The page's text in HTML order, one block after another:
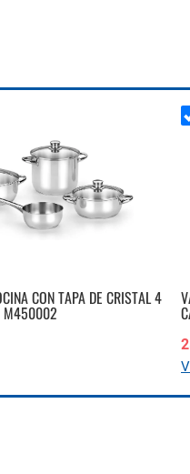
CON TAPA DE CRISTAL 4
M450002